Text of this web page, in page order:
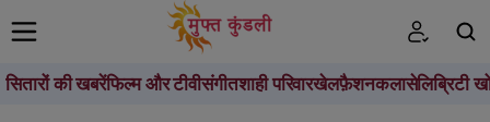
सितारों की खबरेंफिल्म और टीवीसंगीतशाही परिवारखेलफ़ैशनकलासेलिब्रिटी